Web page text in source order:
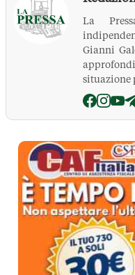
La
Gianni
situazione
La Pressa